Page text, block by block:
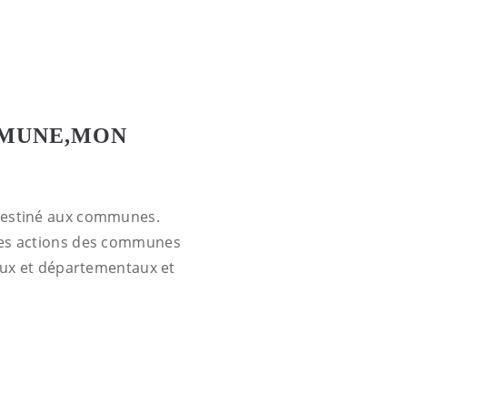
aux communes.
actions des communes
et départementaux et